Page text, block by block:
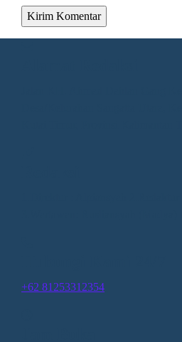
+62 81253312354